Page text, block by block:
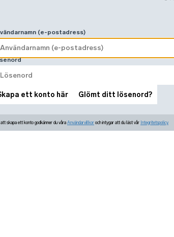
(e-postadress)
ett konto här Glömt ditt lösenord?
skapa ett konto godkänner du våra Användarvillkor och intygar att du läst vår Integritetspolicy.